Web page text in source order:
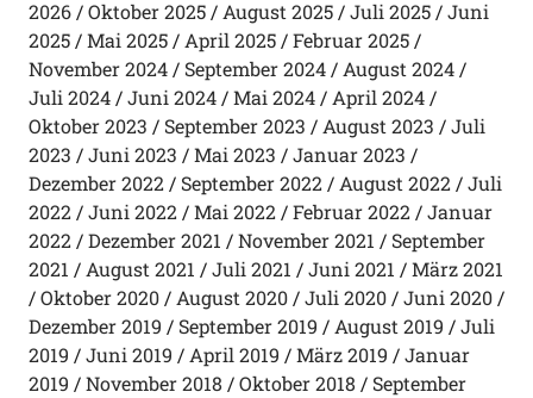
2026
Oktober 2025 August 2025 Juli 2025
Juni
2025
Mai 2025 April 2025
Februar 2025
November 2024
September 2024
August 2024
Juli 2024
Juni 2024 Mai 2024
April 2024
Oktober 2023
September 2023 August 2023
Juli
2023
Juni 2023 Mai 2023
Januar 2023
Dezember 2022
September 2022 August 2022
Juli
2022
Juni 2022 Mai 2022 Februar 2022
Januar
2022
Dezember 2021 November 2021
September
2021
August 2021 Juli 2021 Juni 2021
März 2021
Oktober 2020
August 2020 Juli 2020
Juni 2020
Dezember 2019
September 2019 August 2019
Juli
2019
Juni 2019 April 2019 März 2019
Januar
2019
November 2018 Oktober 2018
September